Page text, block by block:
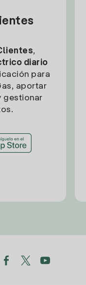
,
diario
para
aportar
gestionar